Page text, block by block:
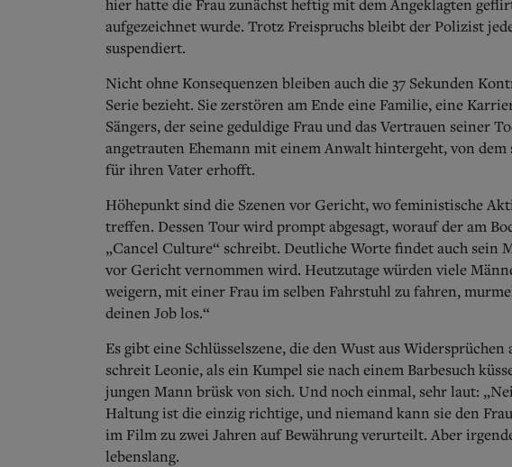
hier hatte die Frau zunächst heftig mit dem Angeklagten
aufgezeichnet wurde. Trotz Freispruchs bleibt der Polizist
suspendiert.
Nicht ohne Konsequenzen bleiben auch die 37 Sekunden
Serie bezieht. Sie zerstören am Ende eine Familie, eine
Sängers, der seine geduldige Frau und das Vertrauen seiner
angetrauten Ehemann mit einem Anwalt hintergeht, von
für ihren Vater erhofft.
Höhepunkt sind die Szenen vor Gericht, wo feministische
treffen. Dessen Tour wird prompt abgesagt, worauf der am
„Cancel Culture“ schreibt. Deutliche Worte findet auch sein
vor Gericht vernommen wird. Heutzutage würden viele
weigern, mit einer Frau im selben Fahrstuhl zu fahren,
deinen Job los.“
Es gibt eine Schlüsselszene, die den Wust aus
schreit Leonie, als ein Kumpel sie nach einem Barbesuch
jungen Mann brüsk von sich. Und noch einmal, sehr laut:
Haltung ist die einzig richtige, und niemand kann sie den
im Film zu zwei Jahren auf Bewährung verurteilt. Aber
lebenslang.